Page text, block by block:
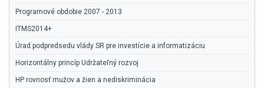
Programové obdobie 2007 - 2013
ITMS2014+
Úrad podpredsedu vlády SR pre investície a informatizáciu
Horizontálny princíp Udržateľný rozvoj
HP rovnosť mužov a žien a nediskriminácia